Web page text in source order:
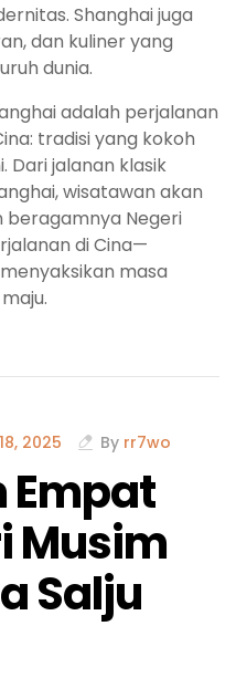
Shanghai juga
dan kuliner yang
dunia.
adalah perjalanan
tradisi yang kokoh
Dari jalanan klasik
wisatawan akan
beragamnya Negeri
di Cina—
masa
2025 By rr7wo
Empat
Musim
Salju